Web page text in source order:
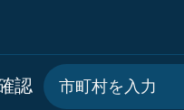
認